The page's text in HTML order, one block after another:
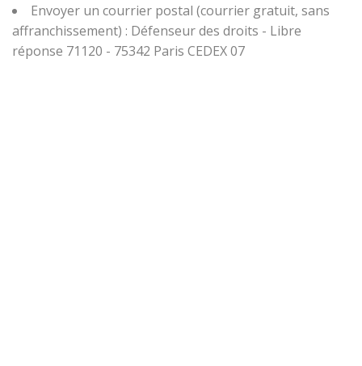
Envoyer un courrier postal (courrier gratuit, sans
affranchissement) : Défenseur des droits - Libre
réponse 71120 - 75342 Paris CEDEX 07